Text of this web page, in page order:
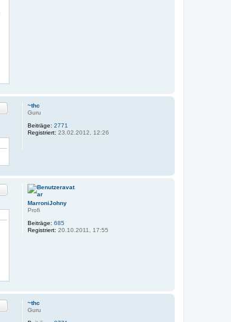
~thc
Guru
Beiträge: 2771
Registriert: 23.02.2012, 12:26
Zitat
MarroniJohny
Profi
Beiträge: 685
Registriert: 20.10.2011, 17:55
Zitat
~thc
Guru
Zitat